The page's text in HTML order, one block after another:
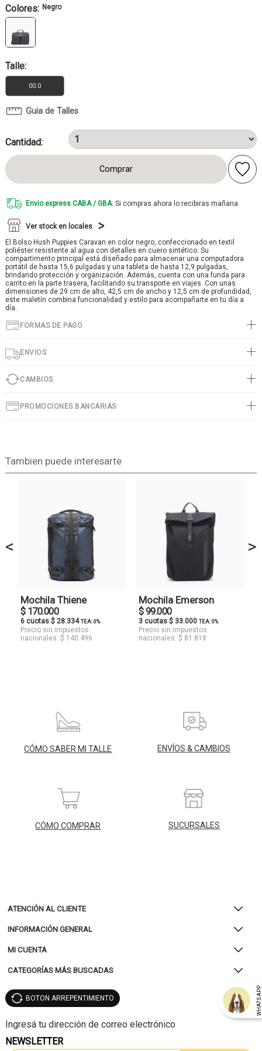
Colores: Negro
Talle:
00.0
Guia de Talles
Cantidad:
Comprar
Envio express CABA / GBA. Si compras ahora lo recibiras mañana
Ver stock en locales
El Bolso Hush Puppies Caravan en color negro, confeccionado en textil
poliéster resistente al agua con detalles en cuero sintético. Su
compartimento principal está diseñado para almacenar una computadora
portátil de hasta 15,6 pulgadas y una tableta de hasta 12,9 pulgadas,
brindando protección y organización. Además, cuenta con una funda para
carrito en la parte trasera, facilitando su transporte en viajes. Con unas
dimensiones de 29 cm de alto, 42,5 cm de ancho y 12,5 cm de profundidad,
este maletín combina funcionalidad y estilo para acompañarte en tu día a
día.
FORMAS DE PAGO
ENVIOS
CAMBIOS
PROMOCIONES BANCARIAS
Tambien puede interesarte
<
Mochila Thiene
$ 170.000
6 cuotas $ 28.334TEA: 0%
Precio sin impuestos
nacionales: $ 140.496
Mochila Emerson
$ 99.000
3 cuotas $ 33.000 TEA: 0%
Precio sin impuestos
nacionales: $ 81.818
>
CÓMO SABER MI TALLE ENVÍOS & CAMBIOS
CÓMO COMPRAR SUCURSALES
ATENCIÓN AL CLIENTE
INFORMACIÓN GENERAL
MI CUENTA
CATEGORÍAS MÁS BUSCADAS
WHATSAPP
BOTON ARREPENTIMIENTO
NEWSLETTER